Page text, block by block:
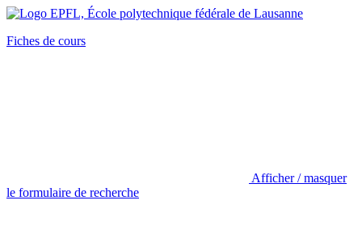
Fiches de cours
Afficher / masquer
le formulaire de recherche